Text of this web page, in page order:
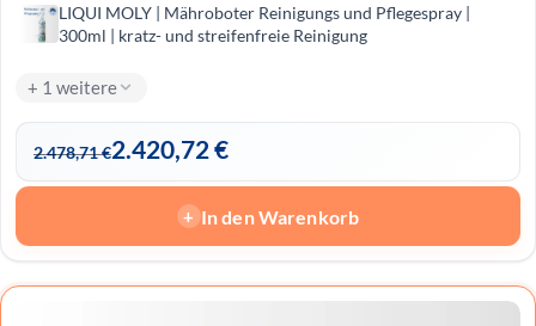
LIQUI MOLY | Mähro­boter Reini­gungs und Pfle­ge­spray |
300ml | kratz- und streifenfreie Reinigung
+ 1 weitere
2.478,71€2.420,72€
+ In den Warenkorb